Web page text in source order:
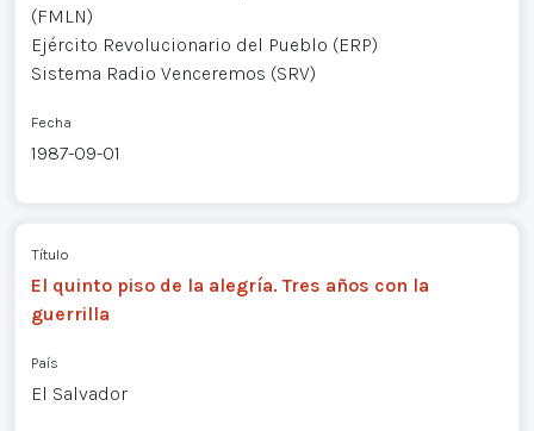
(FMLN)
Ejército Revolucionario del Pueblo (ERP)
Sistema Radio Venceremos (SRV)
Fecha
1987-09-01
Título
El quinto piso de la alegría. Tres años con la
guerrilla
País
El Salvador